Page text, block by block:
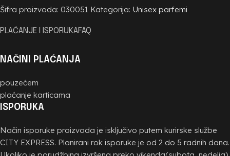
Šifra proizvoda: 030051 Kategorija: Unisex parfemi
PLAĆANJE I ISPORUKAFAQ
NAČINI PLAĆANJA
pouzećem
plaćanje karticama
ISPORUKA
Način isporuke proizvoda je isključivo putem kurirske službe
CITY EXPRESS. Planirani rok isporuke je od 2 do 5 radnih dana.